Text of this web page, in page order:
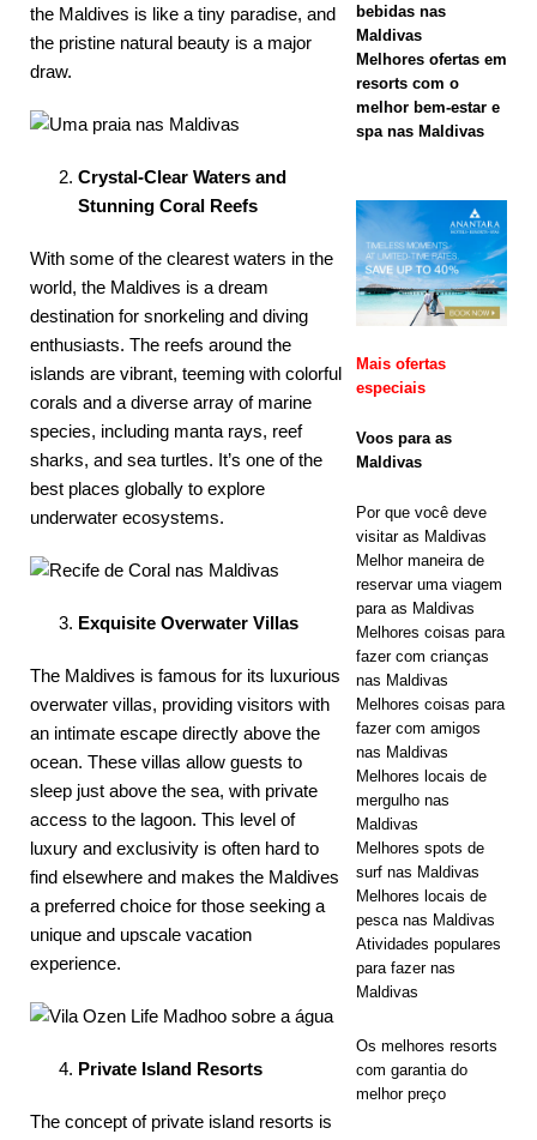
OFERTAS
ESPECIAIS
[ 13 de
Ofertas
s
OFERTAS
ESPECIAIS
[ 13 de
Villas Deluxe
the Maldives is like a tiny paradise, and
the pristine natural beauty is a major
draw.
Crystal-Clear Waters and
Stunning Coral Reefs
With some of the clearest waters in the
world, the Maldives is a dream
destination for snorkeling and diving
enthusiasts. The reefs around the
islands are vibrant, teeming with colorful
corals and a diverse array of marine
species, including manta rays, reef
sharks, and sea turtles. It’s one of the
best places globally to explore
underwater ecosystems.
Exquisite Overwater Villas
The Maldives is famous for its luxurious
overwater villas, providing visitors with
an intimate escape directly above the
ocean. These villas allow guests to
sleep just above the sea, with private
access to the lagoon. This level of
luxury and exclusivity is often hard to
find elsewhere and makes the Maldives
a preferred choice for those seeking a
unique and upscale vacation
experience.
Private Island Resorts
The concept of private island resorts is
bebidas nas
Maldivas
Melhores ofertas em
resorts com o
melhor bem-estar e
spa nas Maldivas
Mais ofertas
especiais
Voos para as
Maldivas
Por que você deve
visitar as Maldivas
Melhor maneira de
reservar uma viagem
para as Maldivas
Melhores coisas para
fazer com crianças
nas Maldivas
Melhores coisas para
fazer com amigos
nas Maldivas
Melhores locais de
mergulho nas
Maldivas
Melhores spots de
surf nas Maldivas
Melhores locais de
pesca nas Maldivas
Atividades populares
para fazer nas
Maldivas
Os melhores resorts
com garantia do
melhor preço